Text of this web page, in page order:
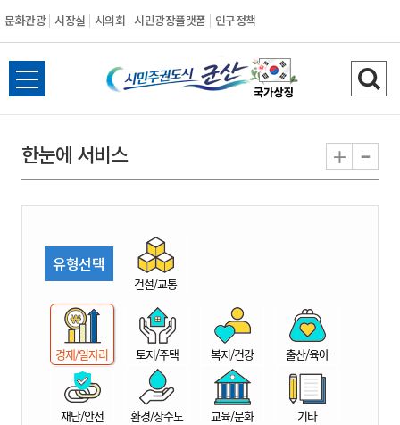
문화관광 시장실 시의회 시민광장플랫폼 인구정책
시
민
권
시
산
전
체
뉴
열
검
색
기
한눈에 서비스 + -
유형선택
건설/교통
경제/일자리 토지/주택 복지/건강 출산/육아
재난/안전 환경/상수도 교육/문화 기타